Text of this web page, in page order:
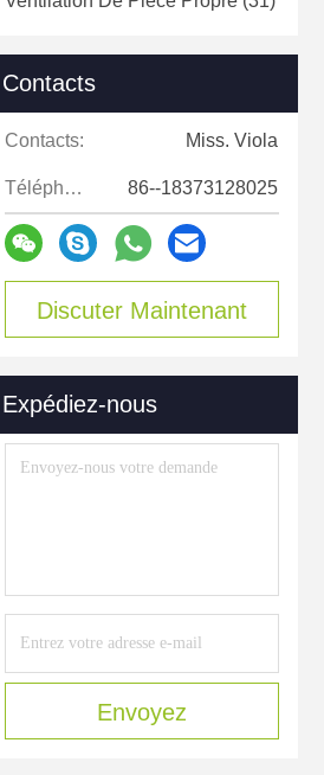
Contacts
Contacts: Miss. Viola
Téléphone: 86--18373128025
Discuter Maintenant
Expédiez-nous
Envoyez